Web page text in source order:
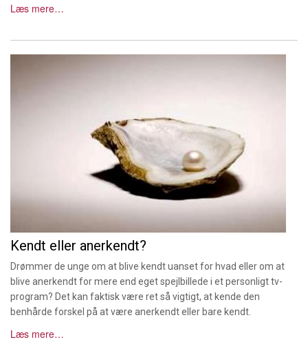
Læs mere…
Kendt eller anerkendt?
Drømmer de unge om at blive kendt uanset for hvad eller om at
blive anerkendt for mere end eget spejlbillede i et personligt tv-
program? Det kan faktisk være ret så vigtigt, at kende den
benhårde forskel på at være anerkendt eller bare kendt.
Læs mere…